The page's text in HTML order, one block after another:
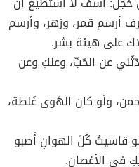
أرسم قمر، وزهر، وأرسم
على هيئة بشر.
عن الحُبِّ، وعنكِ وعن
ولَو كان الهَوى غَلطة،
قاسيتُ كُلَ الهوانِ أَصبو
في الأغصانِ.